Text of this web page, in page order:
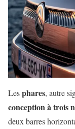
Lesphares, autre
conception à trois
deux barres